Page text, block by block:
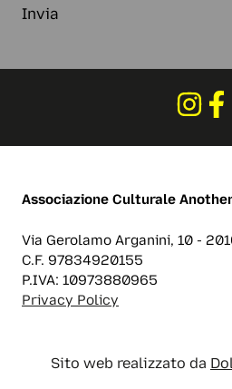
Invia
Associazione Culturale
Via Gerolamo Arganini, 10 -
C.F. 97834920155
P.IVA: 10973880965
Privacy Policy
Sito web realizzato da